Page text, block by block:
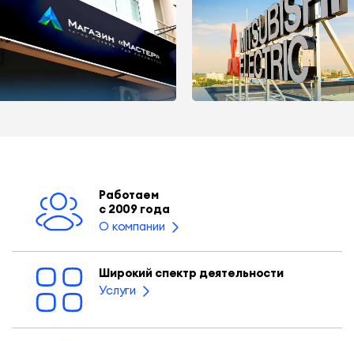
Работаем
с 2009 года
О компании
Широкий спектр деятельности
Услуги